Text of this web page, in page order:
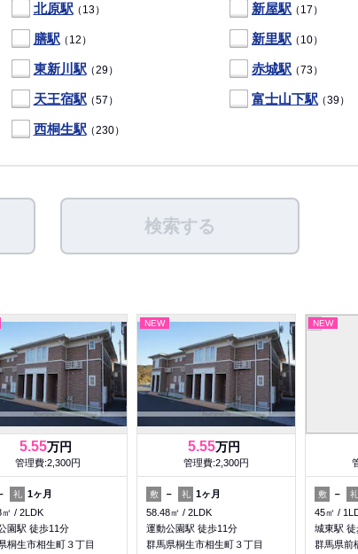
北原駅（13） 新屋駅（17）
膳駅（12） 新里駅（10）
東新川駅（29） 赤城駅（73）
天王宿駅（57） 富士山下駅（39）
西桐生駅（230）
検索する
5.55万円
管理費:2,300円
礼 1ヶ月
2LDK
園駅 徒歩11分
桐生市相生町３丁目
NEW
5.55万円
管理費:2,300円
敷 － 礼 1ヶ月
58.48㎡
2LDK
運動公園駅 徒歩11分
群馬県桐生市相生町３丁目
NEW
敷 － 礼
45㎡
城東駅
群馬県前